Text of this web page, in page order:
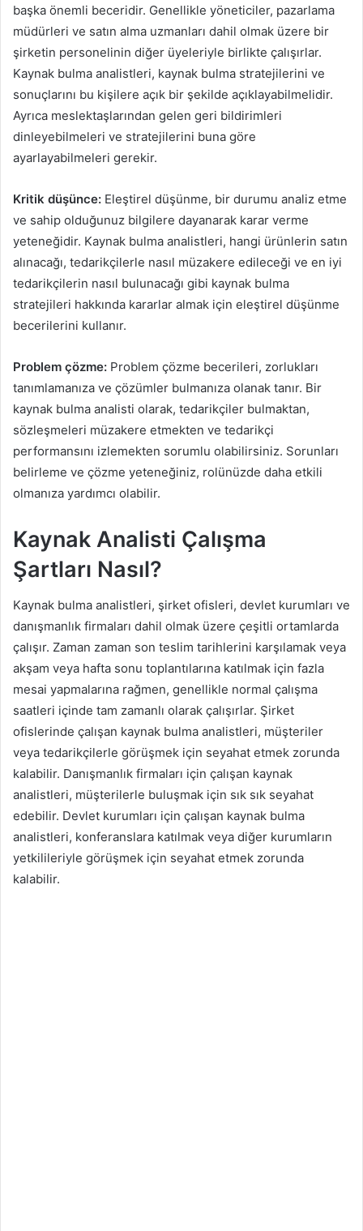
başka önemli beceridir. Genellikle yöneticiler, pazarlama
müdürleri ve satın alma uzmanları dahil olmak üzere bir
şirketin personelinin diğer üyeleriyle birlikte çalışırlar.
Kaynak bulma analistleri, kaynak bulma stratejilerini ve
sonuçlarını bu kişilere açık bir şekilde açıklayabilmelidir.
Ayrıca meslektaşlarından gelen geri bildirimleri
dinleyebilmeleri ve stratejilerini buna göre
ayarlayabilmeleri gerekir.
Kritik düşünce: Eleştirel düşünme, bir durumu analiz etme
ve sahip olduğunuz bilgilere dayanarak karar verme
yeteneğidir. Kaynak bulma analistleri, hangi ürünlerin satın
alınacağı, tedarikçilerle nasıl müzakere edileceği ve en iyi
tedarikçilerin nasıl bulunacağı gibi kaynak bulma
stratejileri hakkında kararlar almak için eleştirel düşünme
becerilerini kullanır.
Problem çözme: Problem çözme becerileri, zorlukları
tanımlamanıza ve çözümler bulmanıza olanak tanır. Bir
kaynak bulma analisti olarak, tedarikçiler bulmaktan,
sözleşmeleri müzakere etmekten ve tedarikçi
performansını izlemekten sorumlu olabilirsiniz. Sorunları
belirleme ve çözme yeteneğiniz, rolünüzde daha etkili
olmanıza yardımcı olabilir.
Kaynak Analisti Çalışma
Şartları Nasıl?
Kaynak bulma analistleri, şirket ofisleri, devlet kurumları ve
danışmanlık firmaları dahil olmak üzere çeşitli ortamlarda
çalışır. Zaman zaman son teslim tarihlerini karşılamak veya
akşam veya hafta sonu toplantılarına katılmak için fazla
mesai yapmalarına rağmen, genellikle normal çalışma
saatleri içinde tam zamanlı olarak çalışırlar. Şirket
ofislerinde çalışan kaynak bulma analistleri, müşteriler
veya tedarikçilerle görüşmek için seyahat etmek zorunda
kalabilir. Danışmanlık firmaları için çalışan kaynak
analistleri, müşterilerle buluşmak için sık sık seyahat
edebilir. Devlet kurumları için çalışan kaynak bulma
analistleri, konferanslara katılmak veya diğer kurumların
yetkilileriyle görüşmek için seyahat etmek zorunda
kalabilir.